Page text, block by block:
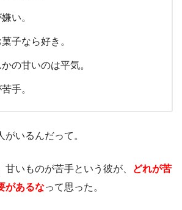
い。
子なら好き。
の甘いのは平気。
手。
いるんだって。
甘いものが苦手という彼が、
どれが苦
があるなって思った。